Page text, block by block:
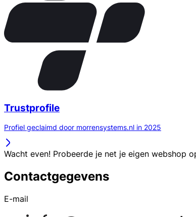
Trustprofile
Profiel geclaimd door morrensystems.nl in 2025
Wacht even! Probeerde je net je eigen webshop
Contactgegevens
E-mail